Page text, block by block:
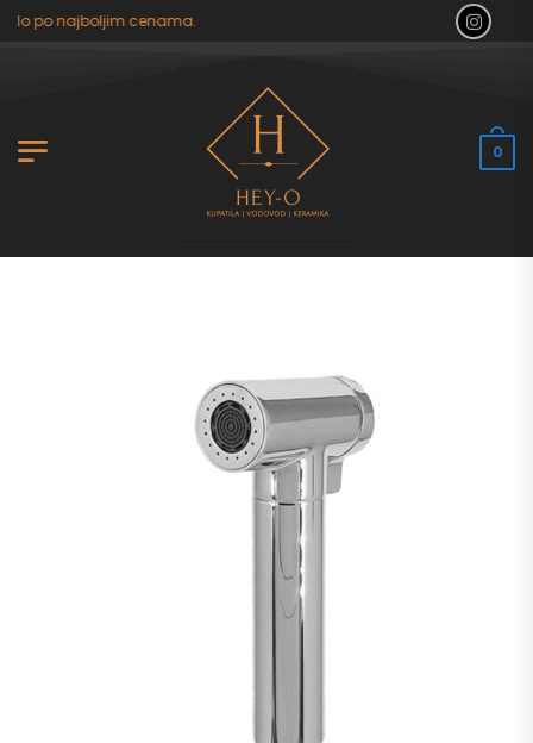
po najboljim cenama.
0